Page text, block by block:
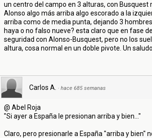
un centro del campo en 3 alturas, con Busquest
Alonso algo más arriba algo escorado a la
arriba como de media punta, dejando 3
haya o no falso nueve? esta claro que en fase
seguridad con Alonso-Busquest, pero no los
altura, cosa normal en un doble pivote. Un saludo
Carlos A. · hace 685 semanas
@ Abel Roja
"Si ayer a España le presionan arriba y bien..."
Claro, pero presionarle a España "arriba y bien"